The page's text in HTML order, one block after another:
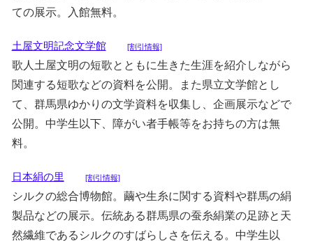
ての展示。入館無料。
土屋文明記念文学館 [割引情報]
歌人土屋文明の短歌とともに生きた生涯を紹介しながら
関連する短歌などの資料を公開。また県立文学館とし
て、群馬県ゆかりの文学資料を収集し、企画展示などで
公開。中学生以下、障がい者手帳等をお持ちの方は無
料。
日本絹の里 [割引情報]
シルクの総合博物館。繭や生糸に関する資料や群馬の絹
製品などの展示。伝統ある群馬県の蚕糸絹業の足跡と天
然繊維であるシルクのすばらしさを伝える。中学生以